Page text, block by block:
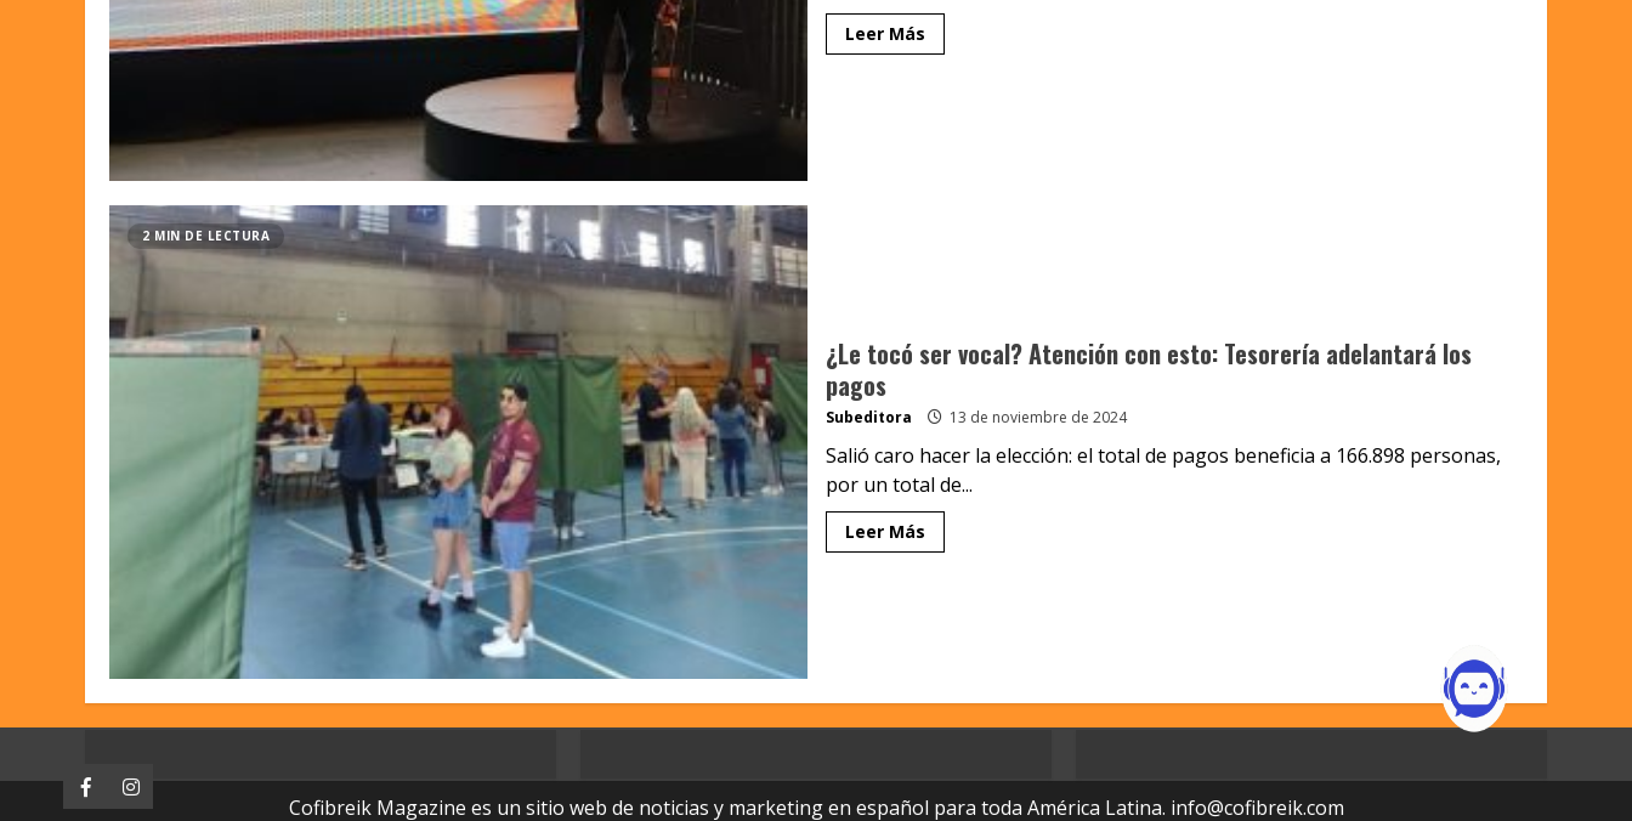
Leer Más
2 MIN DE LECTURA
¿Le tocó ser vocal? Atención con esto: Tesorería adelantará los
pagos
Subeditora 13 de noviembre de 2024
Salió caro hacer la elección: el total de pagos beneficia a 166.898 personas,
por un total de...
Leer Más
FacebookInstagram Cofibreik Magazine es un sitio web de noticias y marketing en español para toda América Latina. info@cofibreik.com